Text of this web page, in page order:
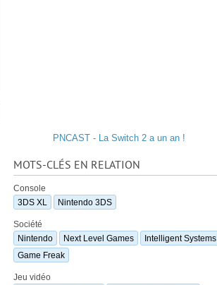
PNCAST - La Switch 2 a un an !
MOTS-CLÉS EN RELATION
Console
3DS XL
Nintendo 3DS
Société
Nintendo
Next Level Games
Intelligent Systems
Game Freak
Jeu vidéo